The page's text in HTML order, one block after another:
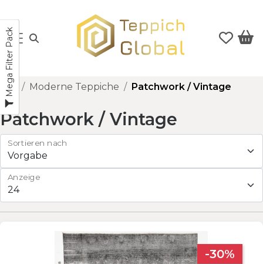
Mega Filter Pack Moderne Teppiche Patchwork / Vintage
Patchwork / Vintage
Sortieren nach
Anzeige
-30%